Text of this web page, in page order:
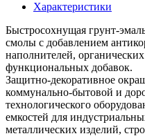
Характеристики
Быстросохнущая грунт-
смолы с добавлением
наполнителей,
функциональных добавок.
Защитно-декоративное
коммунально-бытовой и
технологического
емкостей для
металлических изделий,